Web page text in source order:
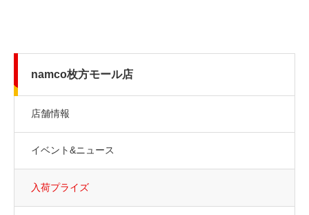
namco枚方モール店
店舗情報
イベント&ニュース
入荷プライズ